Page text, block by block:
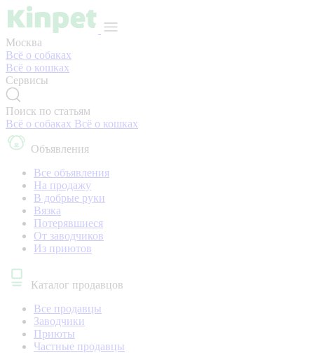
Москва
Всё о собаках
Всё о кошках
Сервисы
Поиск по статьям
Всё о собаках Всё о кошках
Объявления
Все объявления
На продажу
В добрые руки
Вязка
Потерявшиеся
От заводчиков
Из приютов
Каталог продавцов
Все продавцы
Заводчики
Приюты
Частные продавцы